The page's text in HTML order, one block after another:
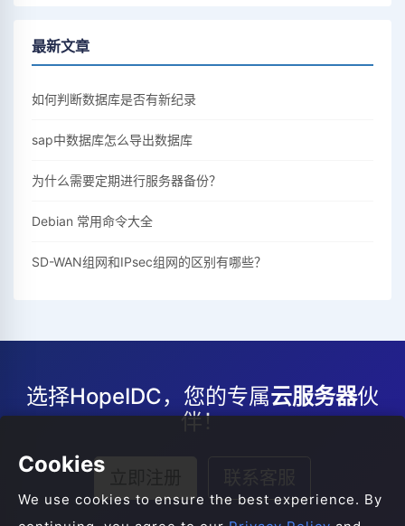
最新文章
如何判断数据库是否有新纪录
sap中数据库怎么导出数据库
为什么需要定期进行服务器备份？
Debian 常用命令大全
SD-WAN组网和IPsec组网的区别有哪些？
选择HopeIDC，您的专属云服务器伙
伴！
Cookies
We use cookies to ensure the best experience. By